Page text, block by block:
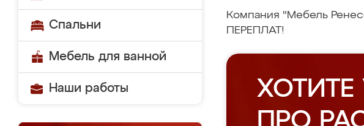
Спальни
Мебель для ванной
Наши работы
Компания "Мебель
ПЕРЕПЛАТ!
ХОТИТЕ